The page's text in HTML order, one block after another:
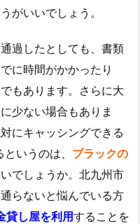
がいいでしょう。
過したとしても、書類
に時間がかかったり
もあります。さらに大
少ない場合もありま
にキャッシングできる
いうのは、 ブラックの
でしょうか。北九州市
らないと悩んでいる方
貸し屋を利用することを